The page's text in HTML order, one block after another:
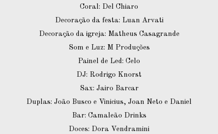
Coral: Del Chiaro
Decoração da festa: Luan Arvati
Decoração da igreja: Matheus Casagrande
Som e Luz: M Produções
Painel de Led: Celo
DJ: Rodrigo Knorst
Sax: Jairo Barcar
Duplas: João Busco e Vinicius, Joan Neto e Daniel
Bar: Camaleão Drinks
Doces: Dora Vendramini